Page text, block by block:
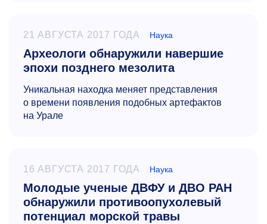
21 АВГУСТА 2017 ГОДА Наука
Археологи обнаружили навершие
эпохи позднего мезолита
Уникальная находка меняет представления
о времени появления подобных артефактов
на Урале
16 АВГУСТА 2017 ГОДА Наука
Молодые ученые ДВФУ и ДВО РАН
обнаружили противоопухолевый
потенциал морской травы